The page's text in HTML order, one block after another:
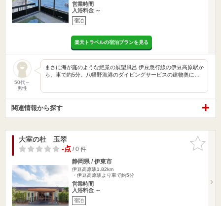
営業時間
入浴料金 ～
宿泊
楽天トラベルの宿泊プランを見る
50代～
男性
まさに海が庭のような絶景の展望風呂 伊豆急行線の伊豆高原駅か
ら、車で約5分。八幡野漁港のダイビングサービスの建物奥に…
関連情報から探す
お気に入
りに追加
大室の杜 玉翠
-点/ 0 件
静岡県 / 伊東市
伊豆高原駅1.82km
・伊豆高原駅より車で約5分
営業時間
入浴料金 ～
宿泊